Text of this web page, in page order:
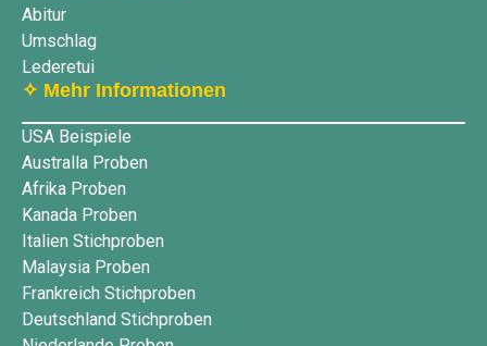
Abitur
Umschlag
Lederetui
✧ Mehr Informationen
USA Beispiele
Australla Proben
Afrika Proben
Kanada Proben
Italien Stichproben
Malaysia Proben
Frankreich Stichproben
Deutschland Stichproben